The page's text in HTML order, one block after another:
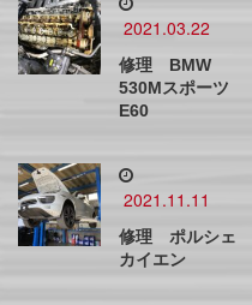
2021.03.22
修理 BMW
530Mスポーツ
E60
2021.11.11
修理 ポルシェ
カイエン